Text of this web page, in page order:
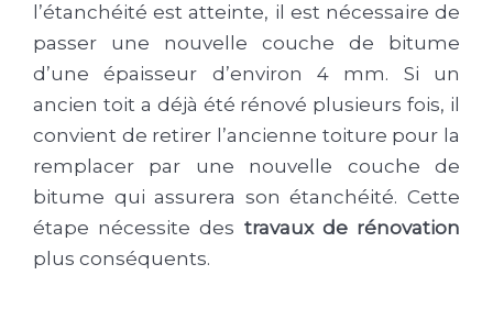
l’étanchéité est atteinte, il est nécessaire de
passer une nouvelle couche de bitume
d’une épaisseur d’environ 4 mm. Si un
ancien toit a déjà été rénové plusieurs fois, il
convient de retirer l’ancienne toiture pour la
remplacer par une nouvelle couche de
bitume qui assurera son étanchéité. Cette
étape nécessite des travaux de rénovation
plus conséquents.